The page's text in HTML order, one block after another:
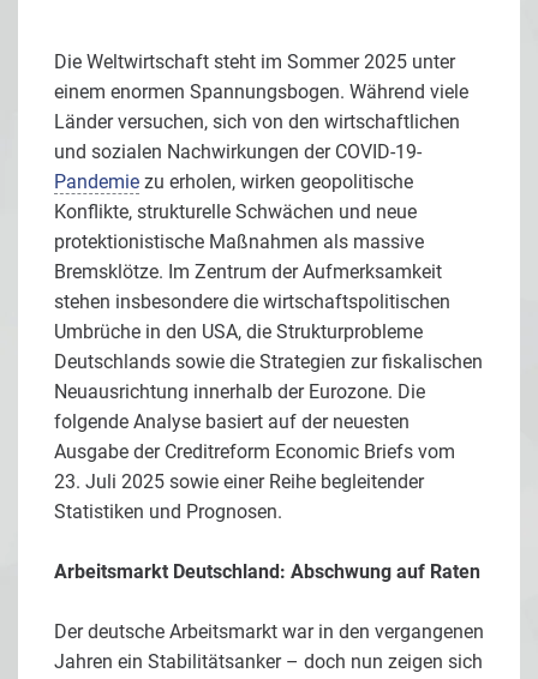
Die Weltwirtschaft steht im Sommer 2025 unter
einem enormen Spannungsbogen. Während viele
Länder versuchen, sich von den wirtschaftlichen
und sozialen Nachwirkungen der COVID-19-
Pandemie zu erholen, wirken geopolitische
Konflikte, strukturelle Schwächen und neue
protektionistische Maßnahmen als massive
Bremsklötze. Im Zentrum der Aufmerksamkeit
stehen insbesondere die wirtschaftspolitischen
Umbrüche in den USA, die Strukturprobleme
Deutschlands sowie die Strategien zur fiskalischen
Neuausrichtung innerhalb der Eurozone. Die
folgende Analyse basiert auf der neuesten
Ausgabe der Creditreform Economic Briefs vom
23. Juli 2025 sowie einer Reihe begleitender
Statistiken und Prognosen.
Arbeitsmarkt Deutschland: Abschwung auf Raten
Der deutsche Arbeitsmarkt war in den vergangenen
Jahren ein Stabilitätsanker – doch nun zeigen sich